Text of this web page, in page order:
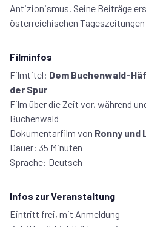
Antizionismus. Seine Beiträge
österreichischen Tageszeitungen
Filminfos
Filmtitel: Dem Buchenwald-
der Spur
Film über die Zeit vor, während
Buchenwald
Dokumentarfilm von Ronny und
Dauer: 35 Minuten
Sprache: Deutsch
Infos zur Veranstaltung
Eintritt frei, mit Anmeldung